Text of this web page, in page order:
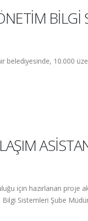
BİLGİ
belediyesinde, 10.000
için hazırlanan proje
Bilgi Sistemleri Şube